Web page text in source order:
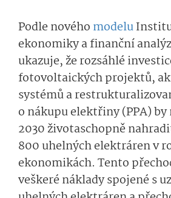
Podle nového modelu
ekonomiky a finanční
ukazuje, že rozsáhlé
fotovoltaických projektů,
systémů a
o nákupu elektřiny (PPA)
2030 životaschopně
800 uhelných elektráren v
ekonomikách. Tento
veškeré náklady spojené s